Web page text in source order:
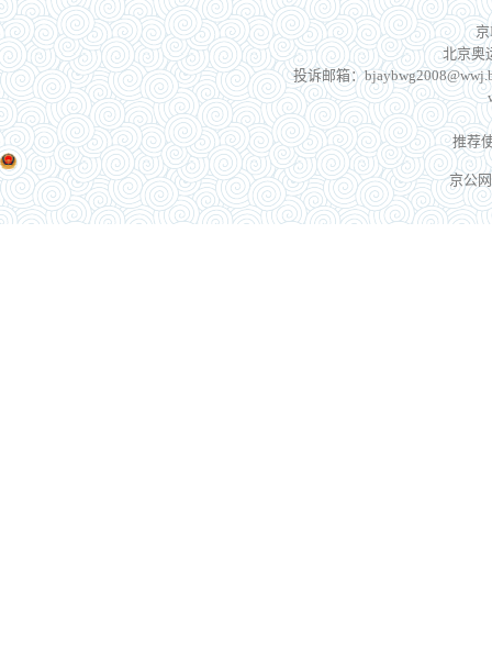
京
北京奥
投诉邮箱：
推荐
京公